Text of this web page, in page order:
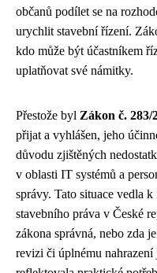
občanů podílet se na
urychlit stavební řízení.
kdo může být účastníkem
uplatňovat své námitky.
Přestože byl Zákon č. 283/
přijat a vyhlášen, jeho
důvodu zjištěných
v oblasti IT systémů a
správy. Tato situace vedla
stavebního práva v České
zákona správná, nebo zda
revizi či úplnému